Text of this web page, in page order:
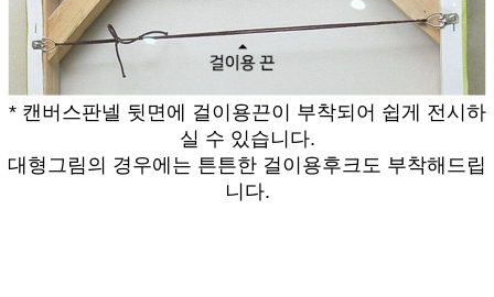
* 캔버스판넬 뒷면에 걸이용끈이 부착되어 쉽게 전시하
실 수 있습니다.
대형그림의 경우에는 튼튼한 걸이용후크도 부착해드립
니다.